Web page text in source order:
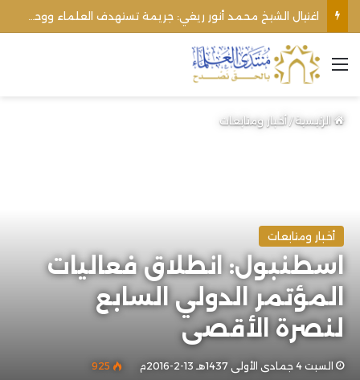
القائمة
الرئيسية/أخبار ومتابعات
أخبار ومتابعات
اسطنبول: انطلاق فعاليات
المؤتمر الدولي السابع
لنصرة الأقصى
السبت 4 جمادى الأولى 1437هـ 13-2-2016م 925